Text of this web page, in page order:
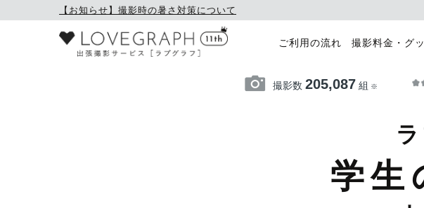
【お知らせ】撮影時の暑さ対策について
ご利用の流れ 撮影料金・グ
撮影数 205,087 組 ※
学生